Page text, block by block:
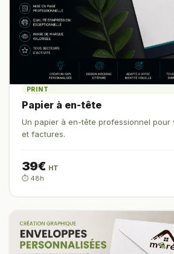
PRINT
Papier à en-tête
Un papier à en-tête professionnel pour
et factures.
39€ HT
⏱️ 48h